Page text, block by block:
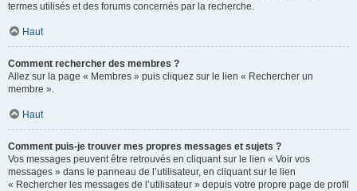
termes utilisés et des forums concernés par la recherche.
Haut
Comment rechercher des membres ?
Allez sur la page « Membres » puis cliquez sur le lien « Rechercher un
membre ».
Haut
Comment puis-je trouver mes propres messages et sujets ?
Vos messages peuvent être retrouvés en cliquant sur le lien « Voir vos
messages » dans le panneau de l’utilisateur, en cliquant sur le lien
« Rechercher les messages de l’utilisateur » depuis votre propre page de profil